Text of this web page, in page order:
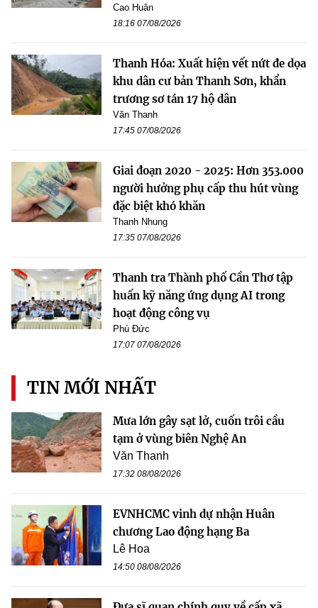
Cao Huân
18:16 07/08/2026
Thanh Hóa: Xuất hiện vết nứt đe dọa
khu dân cư bản Thanh Sơn, khẩn
trương sơ tán 17 hộ dân
Văn Thanh
17:45 07/08/2026
Giai đoạn 2020 - 2025: Hơn 353.000
người hưởng phụ cấp thu hút vùng
đặc biệt khó khăn
Thanh Nhung
17:35 07/08/2026
Thanh tra Thành phố Cần Thơ tập
huấn kỹ năng ứng dụng AI trong
hoạt động công vụ
Phú Đức
17:07 07/08/2026
TIN MỚI NHẤT
Mưa lớn gây sạt lở, cuốn trôi cầu
tạm ở vùng biên Nghệ An
Văn Thanh
17:32 08/08/2026
EVNHCMC vinh dự nhận Huân
chương Lao động hạng Ba
Lê Hoa
14:50 08/08/2026